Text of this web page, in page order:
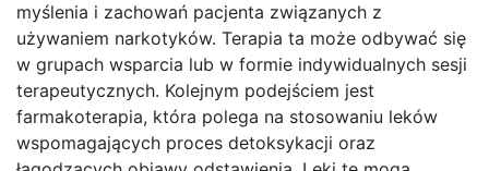
myślenia i zachowań pacjenta związanych z
używaniem narkotyków. Terapia ta może odbywać się
w grupach wsparcia lub w formie indywidualnych sesji
terapeutycznych. Kolejnym podejściem jest
farmakoterapia, która polega na stosowaniu leków
wspomagających proces detoksykacji oraz